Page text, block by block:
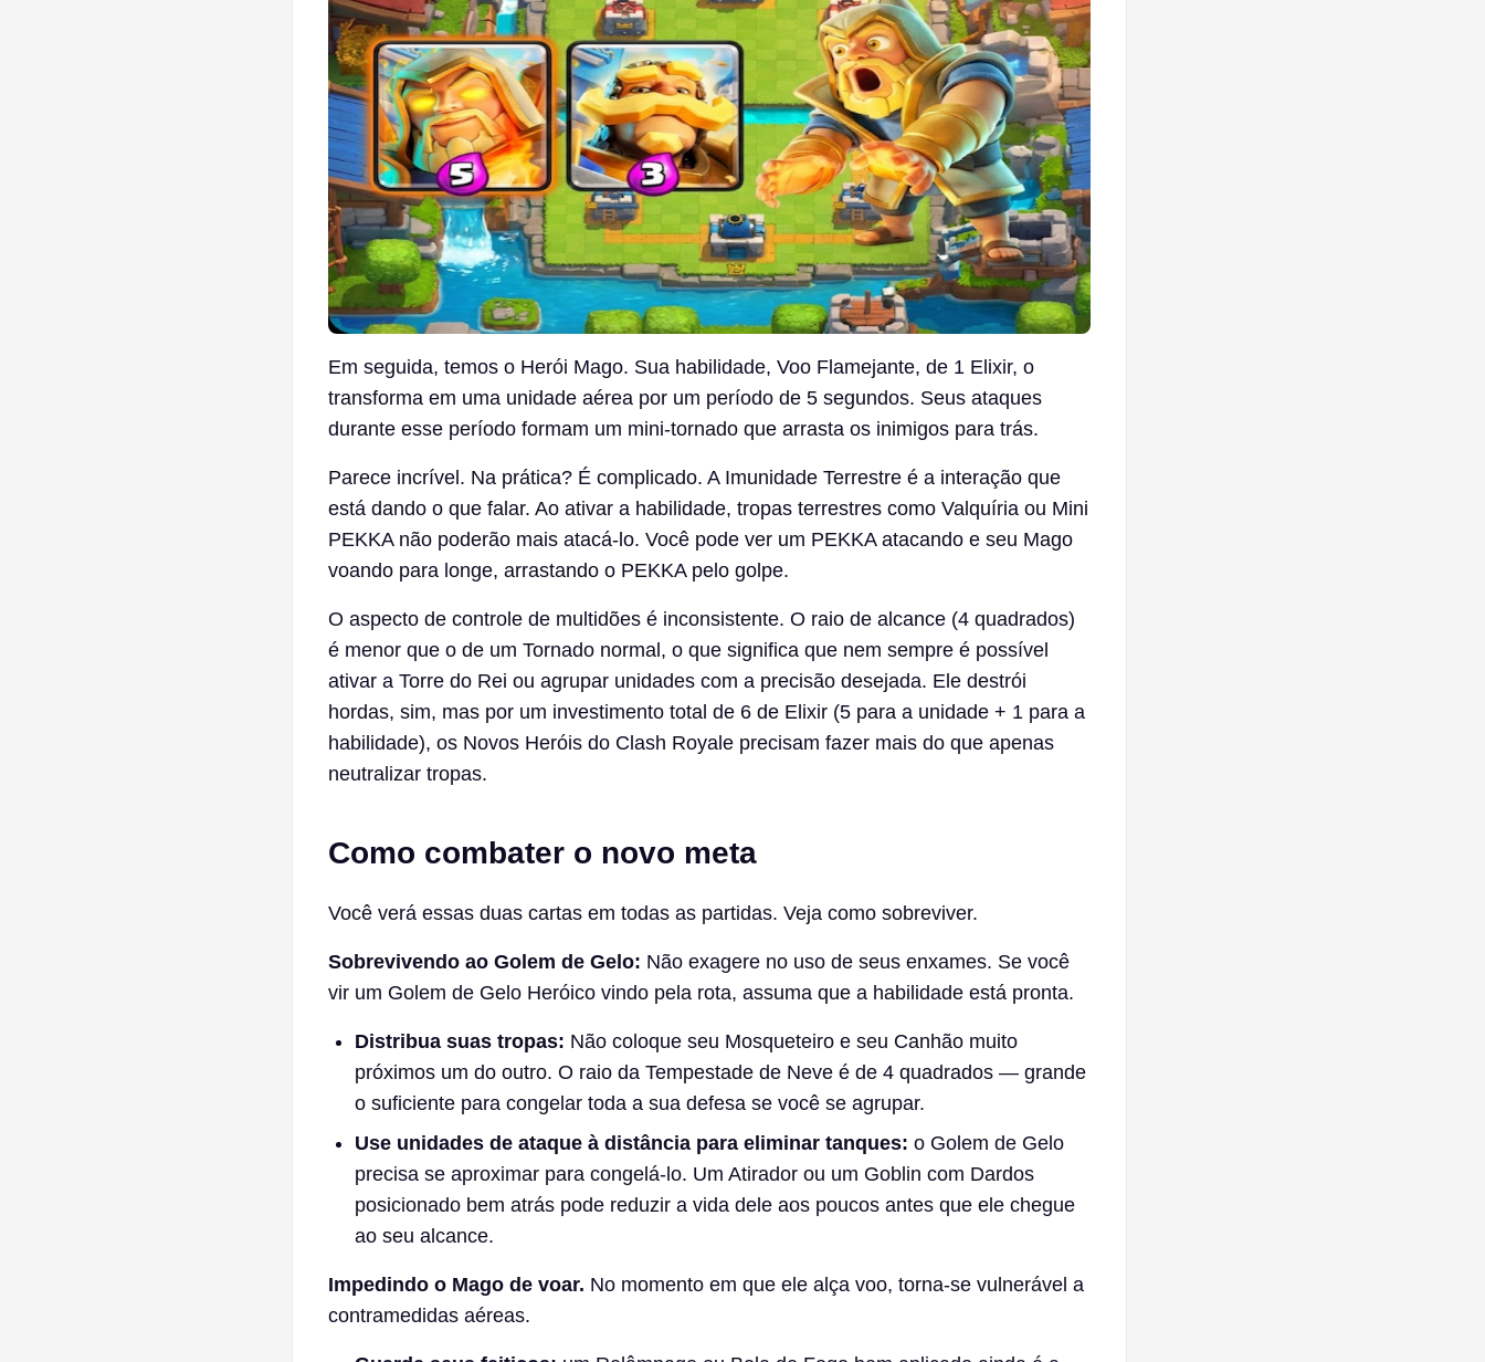
Em seguida, temos o Herói Mago. Sua habilidade, Voo Flamejante, de 1 Elixir, o
transforma em uma unidade aérea por um período de 5 segundos. Seus ataques
durante esse período formam um mini-tornado que arrasta os inimigos para trás.
Parece incrível. Na prática? É complicado. A Imunidade Terrestre é a interação que
está dando o que falar. Ao ativar a habilidade, tropas terrestres como Valquíria ou Mini
PEKKA não poderão mais atacá-lo. Você pode ver um PEKKA atacando e seu Mago
voando para longe, arrastando o PEKKA pelo golpe.
O aspecto de controle de multidões é inconsistente. O raio de alcance (4 quadrados)
é menor que o de um Tornado normal, o que significa que nem sempre é possível
ativar a Torre do Rei ou agrupar unidades com a precisão desejada. Ele destrói
hordas, sim, mas por um investimento total de 6 de Elixir (5 para a unidade + 1 para a
habilidade), os Novos Heróis do Clash Royale precisam fazer mais do que apenas
neutralizar tropas.
Como combater o novo meta
Você verá essas duas cartas em todas as partidas. Veja como sobreviver.
Sobrevivendo ao Golem de Gelo: Não exagere no uso de seus enxames. Se você
vir um Golem de Gelo Heróico vindo pela rota, assuma que a habilidade está pronta.
Distribua suas tropas: Não coloque seu Mosqueteiro e seu Canhão muito
próximos um do outro. O raio da Tempestade de Neve é de 4 quadrados — grande
o suficiente para congelar toda a sua defesa se você se agrupar.
Use unidades de ataque à distância para eliminar tanques: o Golem de Gelo
precisa se aproximar para congelá-lo. Um Atirador ou um Goblin com Dardos
posicionado bem atrás pode reduzir a vida dele aos poucos antes que ele chegue
ao seu alcance.
Impedindo o Mago de voar. No momento em que ele alça voo, torna-se vulnerável a
contramedidas aéreas.